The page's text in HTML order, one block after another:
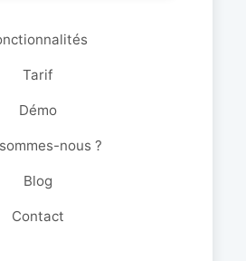
Tarif
Démo
nous ?
Blog
Contact